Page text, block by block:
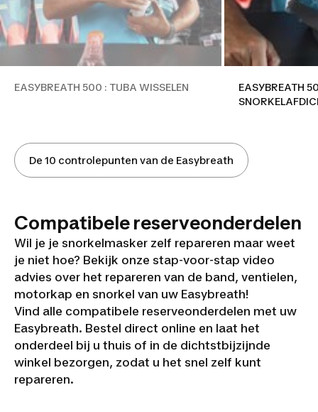
EASYBREATH 500 : TUBA WISSELEN
EASYBREATH
De 10 controlepunten van de Easybreath
Compatibele reserveonderdelen
Wil je je snorkelmasker zelf repareren maar weet
je niet hoe? Bekijk onze stap-voor-stap video
advies over het repareren van de band, ventielen,
motorkap en snorkel van uw Easybreath!
Vind alle compatibele reserveonderdelen met uw
Easybreath. Bestel direct online en laat het
onderdeel bij u thuis of in de dichtstbijzijnde
winkel bezorgen, zodat u het snel zelf kunt
repareren.